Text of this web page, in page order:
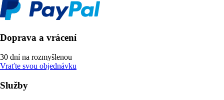
Doprava a vrácení
30 dní na rozmyšlenou
Vraťte svou objednávku
Služby